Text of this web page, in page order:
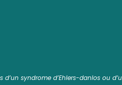
syndrome d’Ehlers-danlos ou